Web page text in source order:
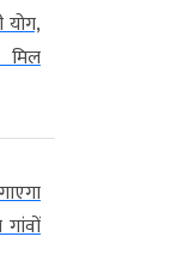
योग,